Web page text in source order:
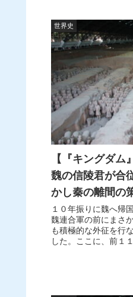
世界史
【『キングダム
魏の信陵君が合
かし秦の離間の
【春秋戦国時代
１０年振りに魏へ帰
魏連合軍の前にまさ
も積極的な外征を行
した。ここに、前１